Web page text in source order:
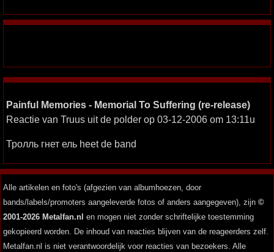
Painful Memories - Memorial To Suffering (re-release)
Reactie van Truus uit de polder op 03-12-2006 om 13:11u
Тролль гнет ель heet de band
Alle artikelen en foto's (afgezien van albumhoezen, door
bands/labels/promoters aangeleverde fotos of anders aangegeven), zijn ©
2001-2026 Metalfan.nl en mogen niet zonder schriftelijke toestemming
gekopieerd worden. De inhoud van reacties blijven van de reageerders zelf.
Metalfan.nl is niet verantwoordelijk voor reacties van bezoekers. Alle